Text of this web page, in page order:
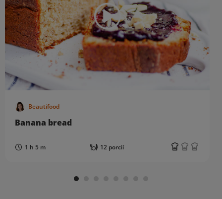
Beautifood
Banana bread
1 h 5 m 12 porcií